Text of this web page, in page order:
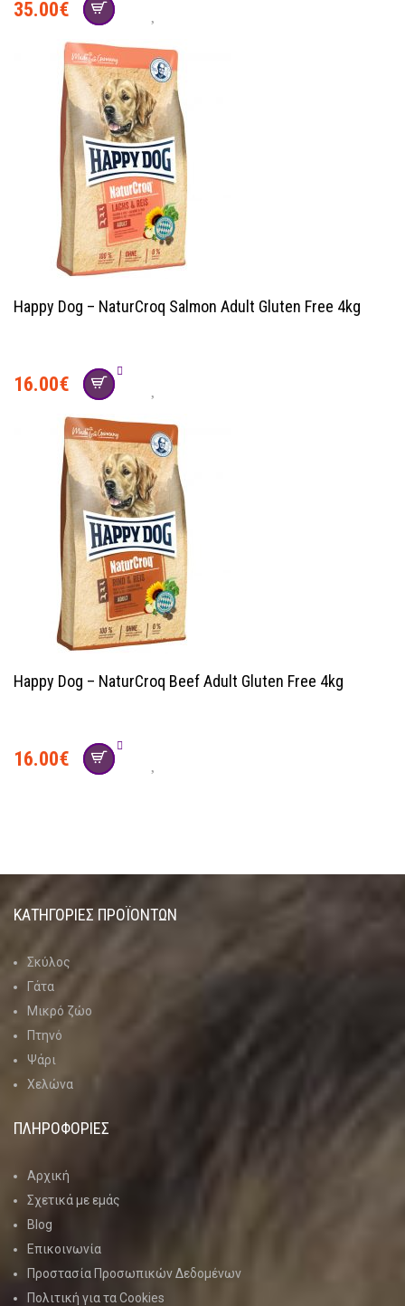
35.00€
Happy Dog – NaturCroq Salmon Adult Gluten Free 4kg
16.00€
Happy Dog – NaturCroq Beef Adult Gluten Free 4kg
16.00€
ΚΑΤΗΓΟΡΊΕΣ ΠΡΟΪΌΝΤΩΝ
Σκύλος
Γάτα
Μικρό ζώο
Πτηνό
Ψάρι
Χελώνα
ΠΛΗΡΟΦΟΡΙΕΣ
Αρχική
Σχετικά με εμάς
Blog
Επικοινωνία
Προστασία Προσωπικών Δεδομένων
Πολιτική για τα Cookies